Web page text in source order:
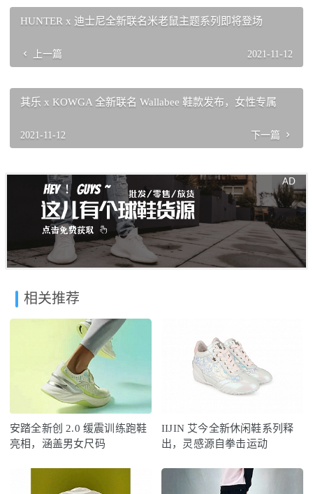
HUNTER x 迪士尼全新联名米老鼠主题系列即将登场
上一篇 2021-11-12
其乐 x KOWGA 全新联名 Wallabee 鞋款发布，女性专属
2021-11-12 下一篇
相关推荐
安踏全新创 2.0 缓震训练跑鞋
亮相，涵盖男女尺码
IIJIN 艾今全新休闲鞋系列释
出，灵感源自拳击运动